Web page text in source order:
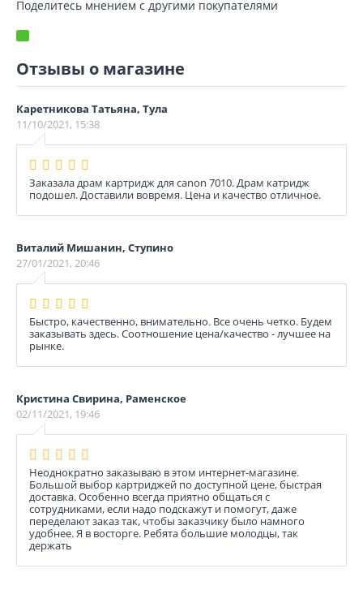
Поделитесь мнением с другими покупателями
Отзывы о магазине
Каретникова Татьяна, Тула
11/10/2021, 15:38
Заказала драм картридж для canon 7010. Драм катридж
подошел. Доставили вовремя. Цена и качество отличное.
Виталий Мишанин, Ступино
27/01/2021, 20:46
Быстро, качественно, внимательно. Все очень четко. Будем
заказывать здесь. Соотношение цена/качество - лучшее на
рынке.
Кристина Свирина, Раменское
02/11/2021, 19:46
Неоднократно заказываю в этом интернет-магазине.
Большой выбор картриджей по доступной цене, быстрая
доставка. Особенно всегда приятно общаться с
сотрудниками, если надо подскажут и помогут, даже
переделают заказ так, чтобы заказчику было намного
удобнее. Я в восторге. Ребята большие молодцы, так
держать